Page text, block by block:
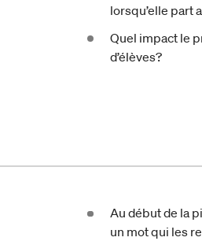
lorsqu’elle part
Quel impact le
d’élèves?
Au début de la
un mot qui les